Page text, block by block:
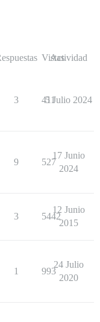
Vistas
Actividad
3 411
5 Julio 2024
9 527
17 Junio
2024
3 5442
12 Junio
2015
1 993
24 Julio
2020